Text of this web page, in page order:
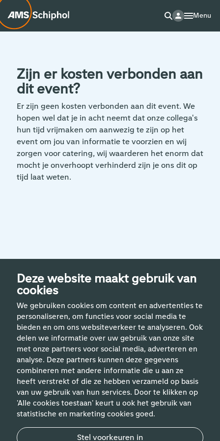
Deze website maakt gebruik van
cookies
We gebruiken cookies om content en advertenties te
personaliseren, om functies voor social media te
bieden en om ons websiteverkeer te analyseren. Ook
delen we informatie over uw gebruik van onze site
met onze partners voor social media, adverteren en
analyse. Deze partners kunnen deze gegevens
combineren met andere informatie die u aan ze
heeft verstrekt of die ze hebben verzameld op basis
van uw gebruik van hun services. Door te klikken op
'Alle cookies toestaan' keurt u ook het gebruik van
statistische en marketing cookies goed.
Stel voorkeuren in
Menu
Zijn er kosten verbonden aan
dit event?
Er zijn geen kosten verbonden aan dit event. We
hopen wel dat je in acht neemt dat onze collega's
hun tijd vrijmaken om aanwezig te zijn op het
event om jou van informatie te voorzien en wij
zorgen voor catering, wij waarderen het enorm dat
mocht je onverhoopt verhinderd zijn je ons dit op
tijd laat weten.
Handige links
Vakgebieden
Contact